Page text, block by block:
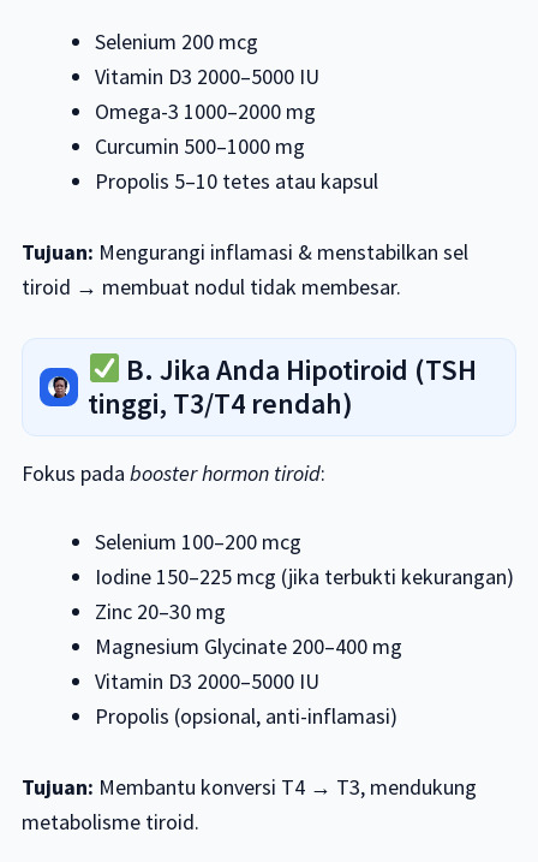
Selenium 200 mcg
Vitamin D3 2000–5000 IU
Omega-3 1000–2000 mg
Curcumin 500–1000 mg
Propolis 5–10 tetes atau kapsul
Tujuan: Mengurangi inflamasi & menstabilkan sel
tiroid → membuat nodul tidak membesar.
B. Jika Anda Hipotiroid (TSH
tinggi, T3/T4 rendah)
Fokus pada booster hormon tiroid:
Selenium 100–200 mcg
Iodine 150–225 mcg (jika terbukti kekurangan)
Zinc 20–30 mg
Magnesium Glycinate 200–400 mg
Vitamin D3 2000–5000 IU
Propolis (opsional, anti-inflamasi)
Tujuan: Membantu konversi T4 → T3, mendukung
metabolisme tiroid.